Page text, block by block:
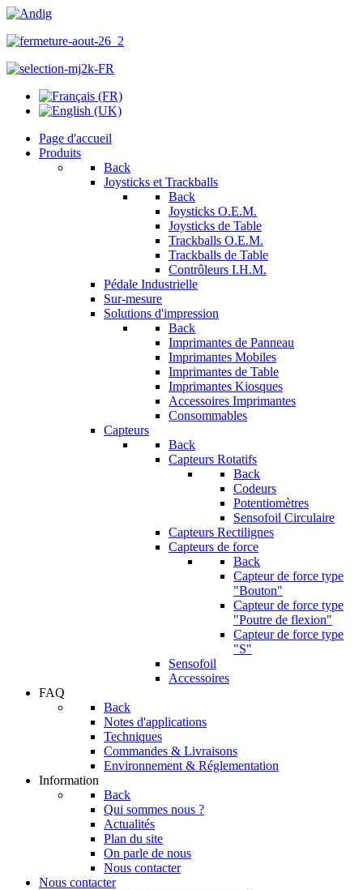
Page d'accueil
Produits
Back
Joysticks et Trackballs
Back
Joysticks O.E.M.
Joysticks de Table
Trackballs O.E.M.
Trackballs de Table
Contrôleurs I.H.M.
Pédale Industrielle
Sur-mesure
Solutions d'impression
Back
Imprimantes de Panneau
Imprimantes Mobiles
Imprimantes de Table
Imprimantes Kiosques
Accessoires Imprimantes
Consommables
Capteurs
Back
Capteurs Rotatifs
Back
Codeurs
Potentiomètres
Sensofoil Circulaire
Capteurs Rectilignes
Capteurs de force
Back
Capteur de force type
"Bouton"
Capteur de force type
"Poutre de flexion"
Capteur de force type
"S"
Sensofoil
Accessoires
FAQ
Back
Notes d'applications
Techniques
Commandes & Livraisons
Environnement & Réglementation
Information
Back
Qui sommes nous ?
Actualités
Plan du site
On parle de nous
Nous contacter
Nous contacter